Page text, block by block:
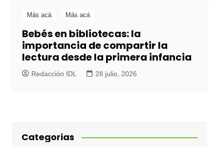
Más acá Más acá
Bebés en bibliotecas: la
importancia de compartir la
lectura desde la primera infancia
Redacción IDL 28 julio, 2026
Categorias